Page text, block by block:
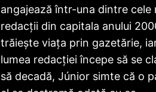
angajează într-una dintre cele
redacții din capitala anului
trăiește viața prin gazetărie,
lumea redacției începe să se
să decadă, Júnior simte că o